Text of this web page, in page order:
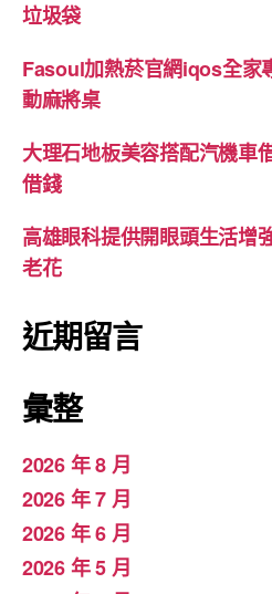
垃圾袋
Fasoul加熱菸官網iqos全家
動麻將桌
大理石地板美容搭配汽機車
借錢
高雄眼科提供開眼頭生活增
老花
近期留言
彙整
2026 年 8 月
2026 年 7 月
2026 年 6 月
2026 年 5 月